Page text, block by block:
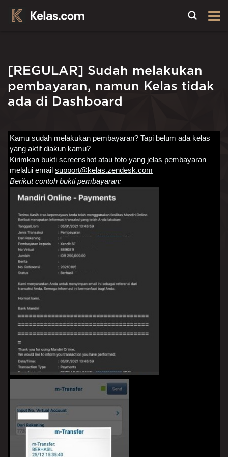
[REGULAR] Sudah melakukan
pembayaran, namun Kelas tidak
ada di Dashboard
Kamu sudah melakukan pembayaran? Tapi belum ada kelas
yang aktif diakun kamu?
Kirimkan bukti screenshot atau foto yang jelas pembayaran
melalui email support@kelas.zendesk.com
Berikut contoh bukti pembayaran: